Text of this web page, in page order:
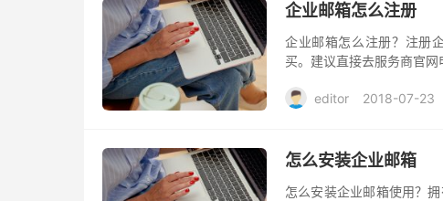
企业邮箱怎么注册
企业邮箱怎么注册？注册
买。建议直接去服务商官网
editor 2018-07-23
怎么安装企业邮箱
怎么安装企业邮箱使用？